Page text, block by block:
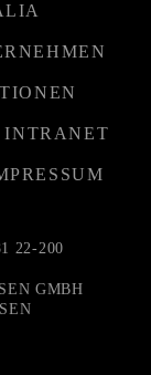
INTRANET
22-200
GMBH